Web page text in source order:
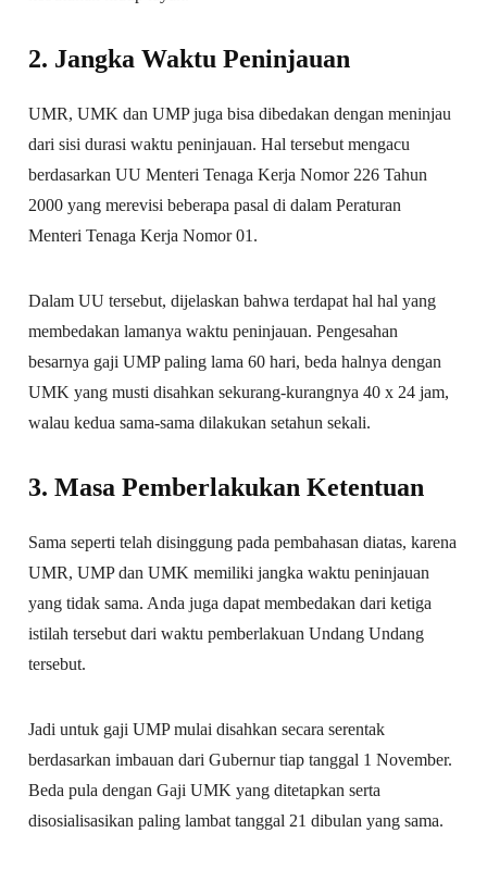
2. Jangka Waktu Peninjauan
UMR, UMK dan UMP juga bisa dibedakan dengan meninjau
dari sisi durasi waktu peninjauan. Hal tersebut mengacu
berdasarkan UU Menteri Tenaga Kerja Nomor 226 Tahun
2000 yang merevisi beberapa pasal di dalam Peraturan
Menteri Tenaga Kerja Nomor 01.
Dalam UU tersebut, dijelaskan bahwa terdapat hal hal yang
membedakan lamanya waktu peninjauan. Pengesahan
besarnya gaji UMP paling lama 60 hari, beda halnya dengan
UMK yang musti disahkan sekurang-kurangnya 40 x 24 jam,
walau kedua sama-sama dilakukan setahun sekali.
3. Masa Pemberlakukan Ketentuan
Sama seperti telah disinggung pada pembahasan diatas, karena
UMR, UMP dan UMK memiliki jangka waktu peninjauan
yang tidak sama. Anda juga dapat membedakan dari ketiga
istilah tersebut dari waktu pemberlakuan Undang Undang
tersebut.
Jadi untuk gaji UMP mulai disahkan secara serentak
berdasarkan imbauan dari Gubernur tiap tanggal 1 November.
Beda pula dengan Gaji UMK yang ditetapkan serta
disosialisasikan paling lambat tanggal 21 dibulan yang sama.